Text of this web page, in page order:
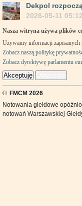
Dekpol
2026-05-11
Nasza witryna używa plików
Używamy informacji
Zobacz naszą politykę
Zobacz dyrektywę parlamentu
Akceptuję
© FMCM 2026
Notowania giełdowe
notowań Warszawskiej